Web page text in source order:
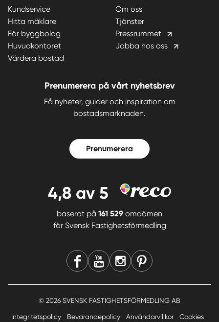
Kundservice
Hitta mäklare
För byggbolag
Huvudkontoret
Värdera bostad
Om oss
Tjänster
Pressrummet
Jobba hos oss
Prenumerera på vårt nyhetsbrev
Få nyheter, guider och inspiration om
bostadsmarknaden.
Prenumerera
4,8 av 5
baserat på 161 529 omdömen
för Svensk Fastighetsförmedling
© 2026 SVENSK FASTIGHETSFÖRMEDLING AB
Integritetspolicy Bevarandepolicy Användarvillkor Cookies